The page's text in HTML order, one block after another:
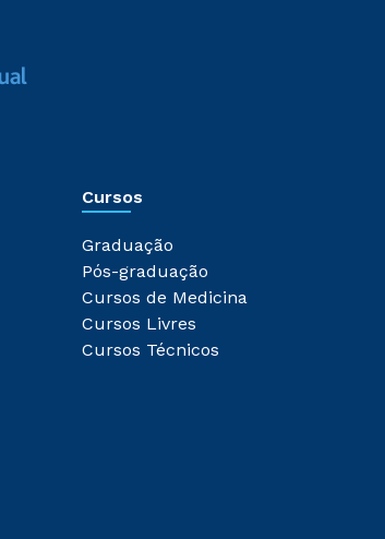
Cursos
Graduação
Pós-graduação
Cursos de Medicina
Cursos Livres
Cursos Técnicos